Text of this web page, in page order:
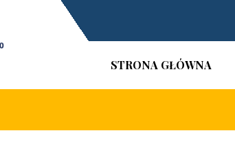
STRONA GŁÓWNA